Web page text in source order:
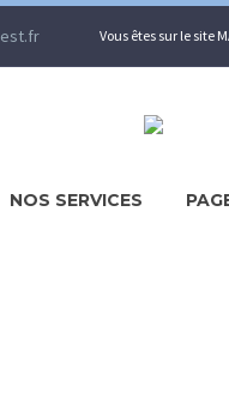
Vous êtes sur le site
NOS SERVICES